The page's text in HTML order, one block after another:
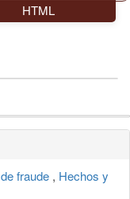
HTML
fraude , Hechos y